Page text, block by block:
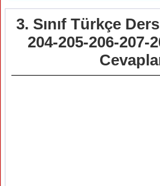
3. Sınıf Türkçe
204-205-206-207-